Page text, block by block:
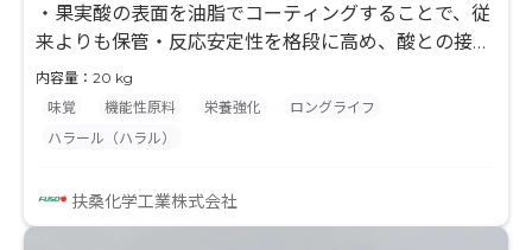
・果実酸の表面を油脂でコーティングすることで、従
来よりも保管・反応安定性を格段に高め、酸との接触
により悪影響を受けやすい原料素材との混合が可能な
粉体製剤です。 ・果実酸一粒一粒をコーティングする
ことで果実酸を高含有しつつも、緻密なコーティング
内容量：20 kg
味覚
機能性原料 栄養強化
ロングライフ
ハラール（ハラル）
扶桑化学工業株式会社